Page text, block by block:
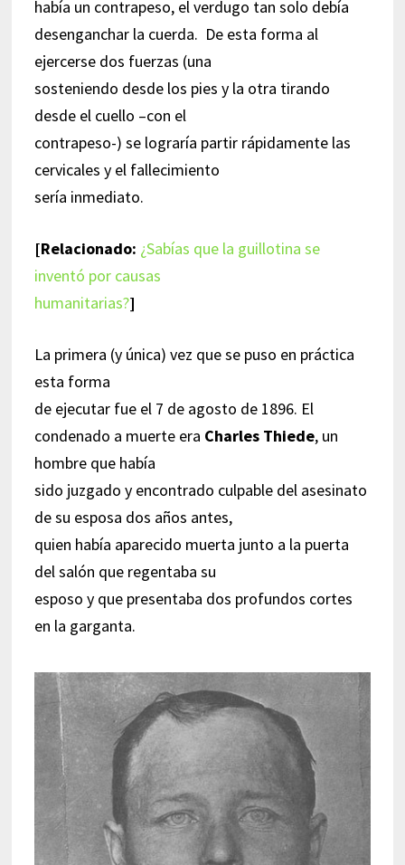
había un contrapeso, el verdugo tan solo debía
desenganchar la cuerda. De esta forma al
ejercerse dos fuerzas (una
sosteniendo desde los pies y la otra tirando
desde el cuello –con el
contrapeso-) se lograría partir rápidamente las
cervicales y el fallecimiento
sería inmediato.
[Relacionado: ¿Sabías que la guillotina se
inventó por causas
humanitarias?]
La primera (y única) vez que se puso en práctica
esta forma
de ejecutar fue el 7 de agosto de 1896. El
condenado a muerte era Charles Thiede, un
hombre que había
sido juzgado y encontrado culpable del asesinato
de su esposa dos años antes,
quien había aparecido muerta junto a la puerta
del salón que regentaba su
esposo y que presentaba dos profundos cortes
en la garganta.